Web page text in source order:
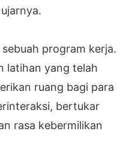
program kerja.
latihan yang telah
ruang bagi para
bertukar
rasa kebermilikan